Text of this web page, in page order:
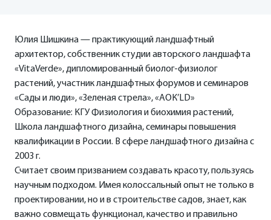
Юлия Шишкина — практикующий ландшафтный
архитектор, собственник студии авторского ландшафта
«VitaVerde», дипломированный биолог-физиолог
растений, участник ландшафтных форумов и семинаров
«Сады и люди», «Зеленая стрела», «АОК’LD»
Образование: КГУ Физиология и биохимия растений,
Школа ландшафтного дизайна, семинары повышения
квалификации в России. В сфере ландшафтного дизайна с
2003 г.
Считает своим призванием создавать красоту, пользуясь
научным подходом. Имея колоссальный опыт не только в
проектировании, но и в строительстве садов, знает, как
важно совмещать функционал, качество и правильно